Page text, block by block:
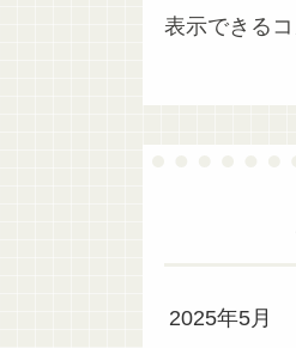
表示できるコ
2025年5月